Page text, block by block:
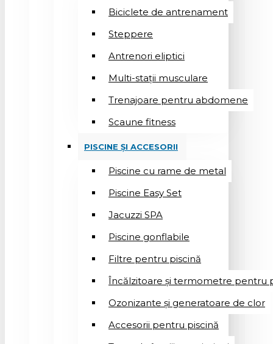
Biciclete de antrenament
Steppere
Antrenori eliptici
Multi-stații musculare
Trenajoare pentru abdomene
Scaune fitness
PISCINE ȘI ACCESORII
Piscine cu rame de metal
Piscine Easy Set
Jacuzzi SPA
Piscine gonflabile
Filtre pentru piscină
Încălzitoare și termometre pentru
Ozonizante și generatoare de clor
Accesorii pentru piscină